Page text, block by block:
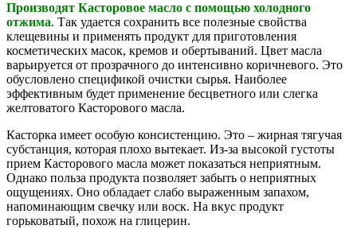
Производят Касторовое масло с помощью холодного
отжима. Так удается сохранить все полезные свойства
клещевины и применять продукт для приготовления
косметических масок, кремов и обертываний. Цвет масла
варьируется от прозрачного до интенсивно коричневого. Это
обусловлено спецификой очистки сырья. Наиболее
эффективным будет применение бесцветного или слегка
желтоватого Касторового масла.
Касторка имеет особую консистенцию. Это – жирная тягучая
субстанция, которая плохо вытекает. Из-за высокой густоты
прием Касторового масла может показаться неприятным.
Однако польза продукта позволяет забыть о неприятных
ощущениях. Оно обладает слабо выраженным запахом,
напоминающим свечку или воск. На вкус продукт
горьковатый, похож на глицерин.